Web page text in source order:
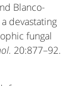
Blanco-
devastating
fungal
20:877–92.